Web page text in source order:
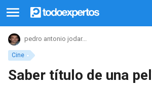
Cine
pedro antonio jodar...
Saber título de una